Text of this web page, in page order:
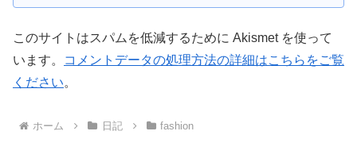
このサイトはスパムを低減するために Akismet を使って
います。
コメントデータの処理方法の詳細はこちらをご覧
ください。
ホーム 日記 fashion